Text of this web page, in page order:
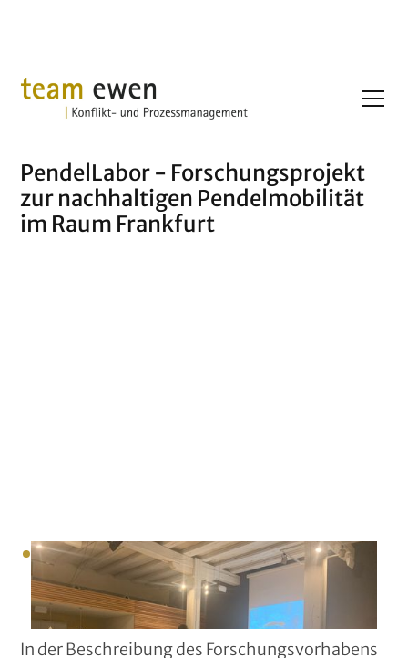
Projekte PendelLabor
PendelLabor - Forschungsprojekt
zur nachhaltigen Pendelmobilität
im Raum Frankfurt
In der Beschreibung des Forschungsvorhabens